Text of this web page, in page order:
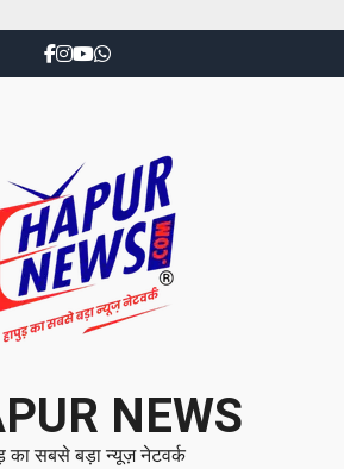
NEWS
का सबसे बड़ा न्यूज़ नेटवर्क